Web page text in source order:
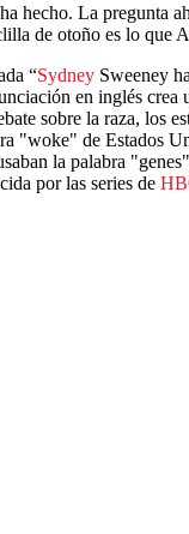
hecho. La pregunta
de otoño es lo que
“Sydney Sweeney
en inglés crea
sobre la raza, los
"woke" de Estados
la palabra
por las series de